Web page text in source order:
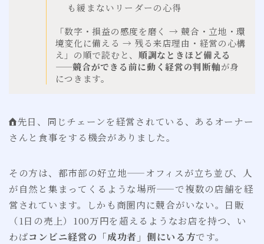
も緩まないリーダーの心得
「数字・損益の感度を磨く → 競合・立地・環
境変化に備える → 残る来店理由・経営の心構
え」の順で読むと、 順調なときほど備える
——競合ができる前に動く経営の判断軸が身
につきます。
先日、同じチェーンを経営されている、あるオーナー
さんと食事をする機会がありました。
その方は、都市部の好立地——オフィスが立ち並び、人
が自然と集まってくるような場所——で複数の店舗を経
営されています。しかも商圏内に競合がいない。日販
（1日の売上）100万円を超えるようなお店を持つ、い
わばコンビニ経営の「成功者」側にいる方です。